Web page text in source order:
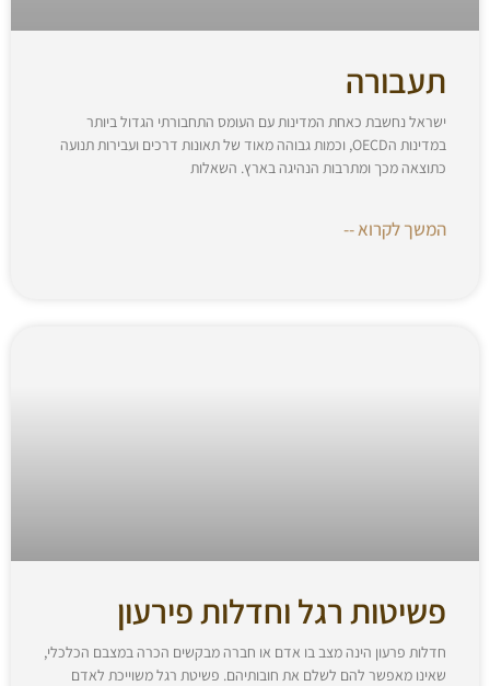
תעבורה
ישראל נחשבת כאחת המדינות עם העומס התחבורתי הגדול ביותר
במדינות הOECD, וכמות גבוהה מאוד של תאונות דרכים ועבירות תנועה
כתוצאה מכך ומתרבות הנהיגה בארץ. השאלות
המשך לקרוא --
פשיטות רגל וחדלות פירעון
חדלות פרעון הינה מצב בו אדם או חברה מבקשים הכרה במצבם הכלכלי,
שאינו מאפשר להם לשלם את חובותיהם. פשיטת רגל משוייכת לאדם